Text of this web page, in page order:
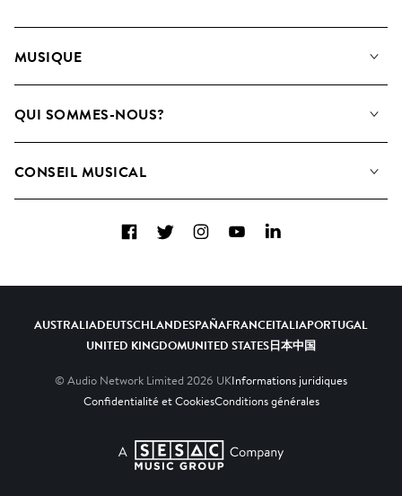
MUSIQUE
Rechercher
QUI SOMMES-NOUS?
Comment nous utilisons l’IA
CONSEIL MUSICAL
FacebookTwitterInstagramYouTubeLinkedIn
AUSTRALIADEUTSCHLANDESPAÑAFRANCEITALIAPORTUGAL
UNITED KINGDOMUNITED STATES日本中国
© Audio Network Limited 2026 UKInformations juridiques
Confidentialité et CookiesConditions générales
A SESAC Company